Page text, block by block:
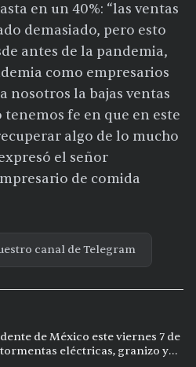
en un 40%: “las ventas
demasiado, pero esto
antes de la pandemia,
como empresarios
nosotros la bajas ventas
fe en que en este
algo de lo mucho
el señor
de comida
canal de Telegram
de México este viernes 7 de
tormentas eléctricas, granizo y